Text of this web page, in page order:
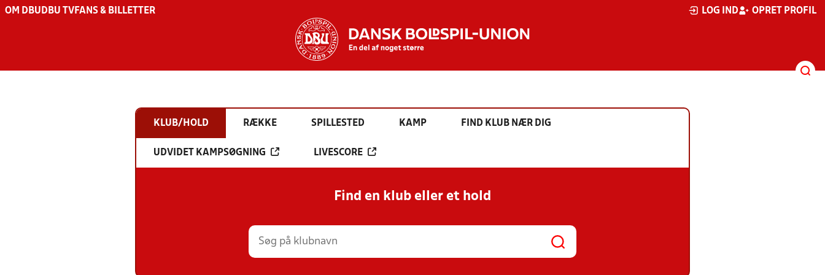
OM DBU DBU TV FANS & BILLETTER LOG IND OPRET PROFIL
KLUB/HOLD RÆKKE SPILLESTED KAMP FIND KLUB NÆR DIG
UDVIDET KAMPSØGNING LIVESCORE
Find en klub eller et hold